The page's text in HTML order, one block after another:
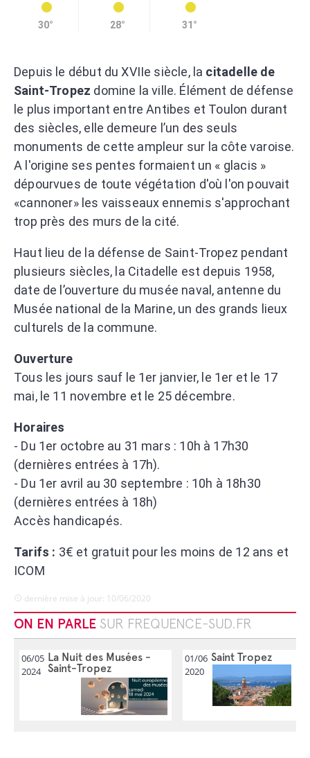
30° 28° 31°
Depuis le début du XVIIe siècle, la citadelle de
Saint-Tropez domine la ville. Élément de défense
le plus important entre Antibes et Toulon durant
des siècles, elle demeure l’un des seuls
monuments de cette ampleur sur la côte varoise.
A l'origine ses pentes formaient un « glacis »
dépourvues de toute végétation d'où l'on pouvait
«cannoner» les vaisseaux ennemis s'approchant
trop près des murs de la cité.
Haut lieu de la défense de Saint-Tropez pendant
plusieurs siècles, la Citadelle est depuis 1958,
date de l’ouverture du musée naval, antenne du
Musée national de la Marine, un des grands lieux
culturels de la commune.
Ouverture
Tous les jours sauf le 1er janvier, le 1er et le 17
mai, le 11 novembre et le 25 décembre.
Horaires
- Du 1er octobre au 31 mars : 10h à 17h30
(dernières entrées à 17h).
- Du 1er avril au 30 septembre : 10h à 18h30
(dernières entrées à 18h)
Accès handicapés.
Tarifs : 3€ et gratuit pour les moins de 12 ans et
ICOM
dernière mise à jour: 10/06/2020
ON EN PARLE SUR FREQUENCE-SUD.FR
06/05
2024
La Nuit des Musées -
Saint-Tropez
01/06
2020
Saint Tropez